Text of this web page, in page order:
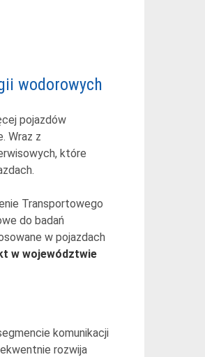
wodorowych
pojazdów
Wraz z
które
Transportowego
do badań
w pojazdach
w województwie
komunikacji
rozwija